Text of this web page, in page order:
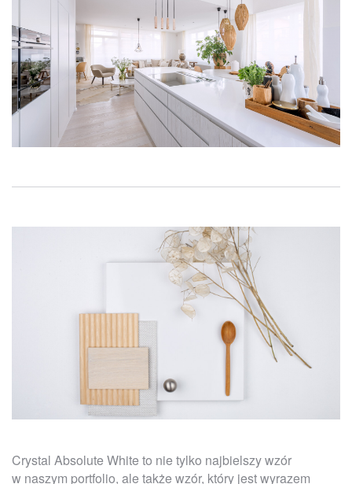
Crystal Absolute White to nie tylko najbielszy wzór
w naszym portfolio, ale także wzór, który jest wyrazem